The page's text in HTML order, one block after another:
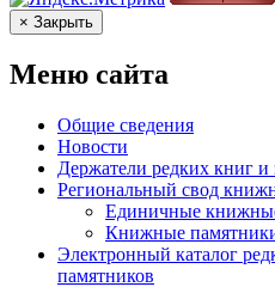
× Закрыть
Меню сайта
Общие сведения
Новости
Держатели редких книг
Региональный свод
Единичные
Книжные
Электронный каталог
памятников